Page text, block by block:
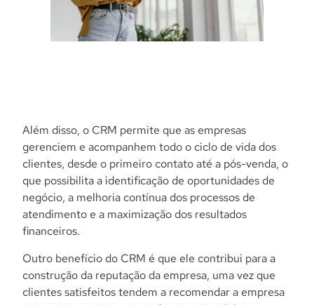
Além disso, o CRM permite que as empresas
gerenciem e acompanhem todo o ciclo de vida dos
clientes, desde o primeiro contato até a pós-venda, o
que possibilita a identificação de oportunidades de
negócio, a melhoria contínua dos processos de
atendimento e a maximização dos resultados
financeiros.
Outro benefício do CRM é que ele contribui para a
construção da reputação da empresa, uma vez que
clientes satisfeitos tendem a recomendar a empresa